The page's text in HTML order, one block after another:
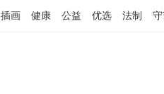
插画 健康 公益 优选 法制